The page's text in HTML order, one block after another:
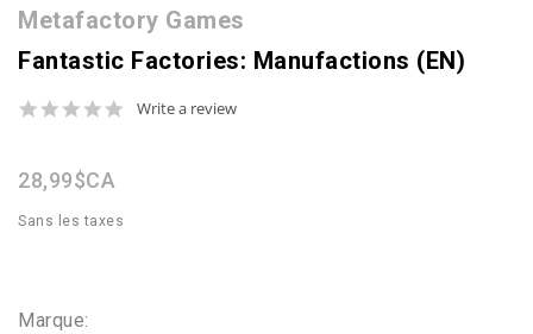
Metafactory Games
Fantastic Factories: Manufactions (EN)
0.0
Write a review
28,99$CA
Sans les taxes
Marque: